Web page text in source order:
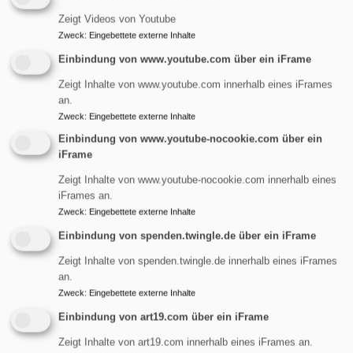
Empfänger oder Kategorien von Empfängern der
Erfüllung datenschutzrechtlicher Pflichten durch
Stellen, die gemeinsam mit der o.g. Stelle
verantwortlich sind
Innerhalb der oben genannten verantwortlichen Stellen
erhalten diejenigen Mitarbeitenden Ihre Daten, die diese
zur Erfüllung der oben genannten Zwecke brauchen.
Auch von diesen Stellen eingesetzte Auftragsverarbeiter
(§ 30 DSG-EKD) können zu diesem Zweck Daten
erhalten. Das sind beispielsweise Unternehmen für
Aktenvernichtung oder IT-Dienstleistungen. Auf Anfrage
informieren wir Sie gerne darüber, welche Unternehmen
wir beauftragen. Die oben genannte örtliche Stelle ist
Verwaltungseinrichtung und dem Landeskirchenamt der
ELKB (LKA) für die Verarbeitung Ihrer Daten im
Zeigt Videos von Youtube
Zweck: Eingebettete externe Inhalte
Einbindung von www.youtube.com über ein iFrame
Zeigt Inhalte von www.youtube.com innerhalb eines iFrames
an.
Zweck: Eingebettete externe Inhalte
Einbindung von www.youtube-nocookie.com über ein
iFrame
Zeigt Inhalte von www.youtube-nocookie.com innerhalb eines
iFrames an.
Zweck: Eingebettete externe Inhalte
Einbindung von spenden.twingle.de über ein iFrame
Zeigt Inhalte von spenden.twingle.de innerhalb eines iFrames
an.
Zweck: Eingebettete externe Inhalte
Einbindung von art19.com über ein iFrame
Zeigt Inhalte von art19.com innerhalb eines iFrames an.